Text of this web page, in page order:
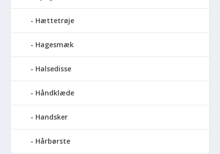
Hættetrøje
Hagesmæk
Halsedisse
Håndklæde
Handsker
Hårbørste